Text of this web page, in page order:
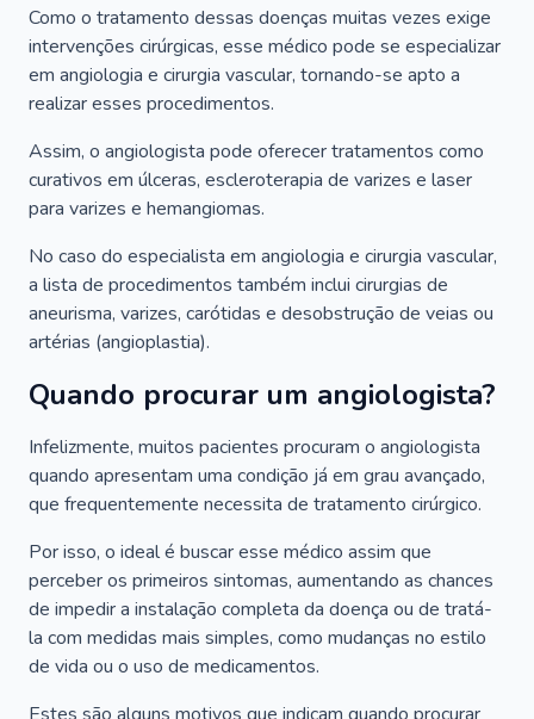
Como o tratamento dessas doenças muitas vezes exige
intervenções cirúrgicas, esse médico pode se especializar
em angiologia e cirurgia vascular, tornando-se apto a
realizar esses procedimentos.
Assim, o angiologista pode oferecer tratamentos como
curativos em úlceras, escleroterapia de varizes e laser
para varizes e hemangiomas.
No caso do especialista em angiologia e cirurgia vascular,
a lista de procedimentos também inclui cirurgias de
aneurisma, varizes, carótidas e desobstrução de veias ou
artérias (angioplastia).
Quando procurar um angiologista?
Infelizmente, muitos pacientes procuram o angiologista
quando apresentam uma condição já em grau avançado,
que frequentemente necessita de tratamento cirúrgico.
Por isso, o ideal é buscar esse médico assim que
perceber os primeiros sintomas, aumentando as chances
de impedir a instalação completa da doença ou de tratá-
la com medidas mais simples, como mudanças no estilo
de vida ou o uso de medicamentos.